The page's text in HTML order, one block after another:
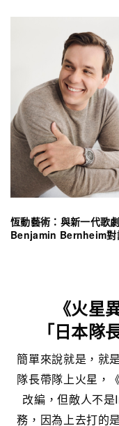
恆動藝術：與新一代歌
Benjamin Bernheim對
《火星
「日本隊
簡單來說就是，就
隊長帶隊上火星，
改編，但敵人不
務，因為上去打的